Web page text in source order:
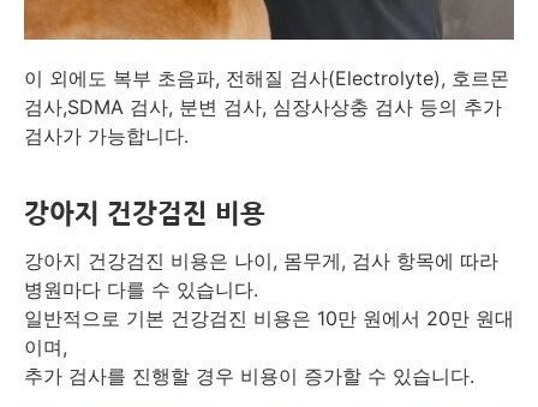
이 외에도 복부 초음파, 전해질 검사(Electrolyte), 호르몬
검사,SDMA 검사, 분변 검사, 심장사상충 검사 등의 추가
검사가 가능합니다.
강아지 건강검진 비용
강아지 건강검진 비용은 나이, 몸무게, 검사 항목에 따라
병원마다 다를 수 있습니다.
일반적으로 기본 건강검진 비용은 10만 원에서 20만 원대
이며,
추가 검사를 진행할 경우 비용이 증가할 수 있습니다.